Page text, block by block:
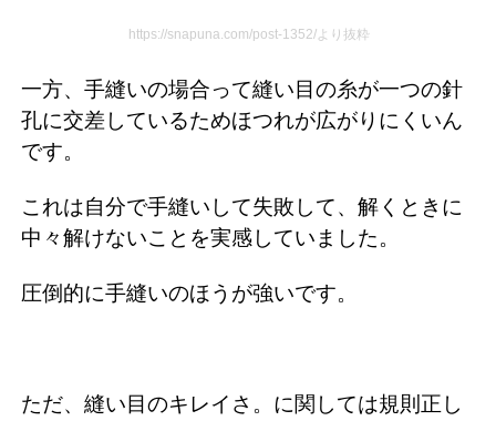
https://snapuna.com/post-1352/より抜粋
一方、手縫いの場合って縫い目の糸が一つの針
孔に交差しているためほつれが広がりにくいん
です。
これは自分で手縫いして失敗して、解くときに
中々解けないことを実感していました。
圧倒的に手縫いのほうが強いです。
ただ、縫い目のキレイさ。に関しては規則正し